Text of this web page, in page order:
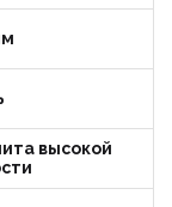
высокой